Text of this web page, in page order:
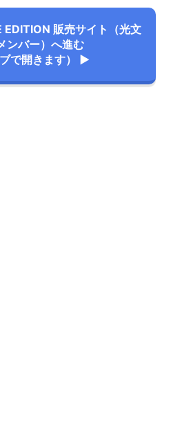
EDITION 販売サイト（光文
ンバー）へ進む
ブで開きます） ▶